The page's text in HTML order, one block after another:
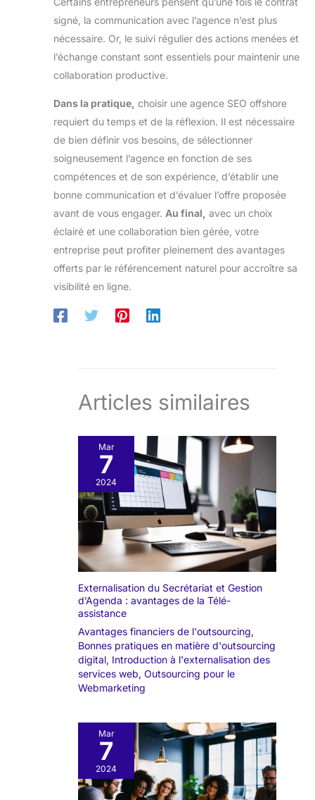
signé, la communication avec l’agence n’est plus
nécessaire. Or, le suivi régulier des actions menées et
l’échange constant sont essentiels pour maintenir une
collaboration productive.
Dans la pratique, choisir une agence SEO offshore
requiert du temps et de la réflexion. Il est nécessaire
de bien définir vos besoins, de sélectionner
soigneusement l’agence en fonction de ses
compétences et de son expérience, d’établir une
bonne communication et d’évaluer l’offre proposée
avant de vous engager. Au final, avec un choix
éclairé et une collaboration bien gérée, votre
entreprise peut profiter pleinement des avantages
offerts par le référencement naturel pour accroître sa
visibilité en ligne.
Articles similaires
Mar
7
2024
Externalisation du Secrétariat et Gestion
d’Agenda : avantages de la Télé-
assistance
Avantages financiers de l'outsourcing,
Bonnes pratiques en matière d'outsourcing
digital, Introduction à l'externalisation des
services web, Outsourcing pour le
Webmarketing
Mar
7
2024